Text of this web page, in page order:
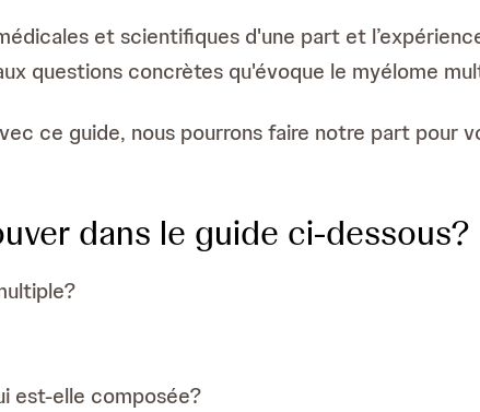
et scientifiques d'une part et
questions concrètes qu'évoque le myélome
ce guide, nous pourrons faire notre part pour
dans le guide ci-dessous?
est-elle composée?